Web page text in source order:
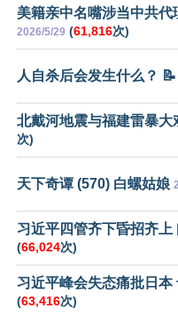
美籍亲中名嘴涉当中共
2026/5/29 (61,816次)
人自杀后会发生什么？ 📝
北戴河地震与福建雷暴大
次)
天下奇谭 (570) 白螺姑娘
习近平四管齐下昏招齐上
(66,024次)
习近平峰会失态痛批日本
(63,416次)